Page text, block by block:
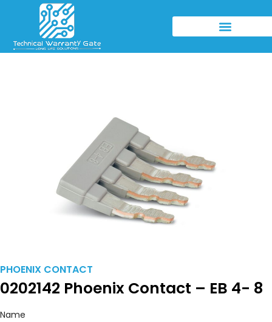
PHOENIX CONTACT
0202142 Phoenix Contact – EB 4- 8
Name